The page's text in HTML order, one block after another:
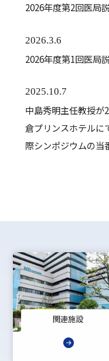
2026年度第2回医局
2026.3.6
2026年度第1回医局
2025.10.7
中島秀明主任教授が
倉プリンスホテルに
際シンポジウムの当
関連施設